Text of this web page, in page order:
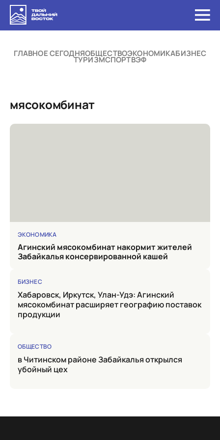
ГЛАВНОЕ СЕГОДНЯОБЩЕСТВОЭКОНОМИКАБИЗНЕС
ТУРИЗМСПОРТВЭФ
мясокомбинат
ЭКОНОМИКА
Агинский мясокомбинат накормит жителей
Забайкалья консервированной кашей
БИЗНЕС
Хабаровск, Иркутск, Улан-Удэ: Агинский
мясокомбинат расширяет географию поставок
продукции
ОБЩЕСТВО
в Читинском районе Забайкалья открылся
убойный цех